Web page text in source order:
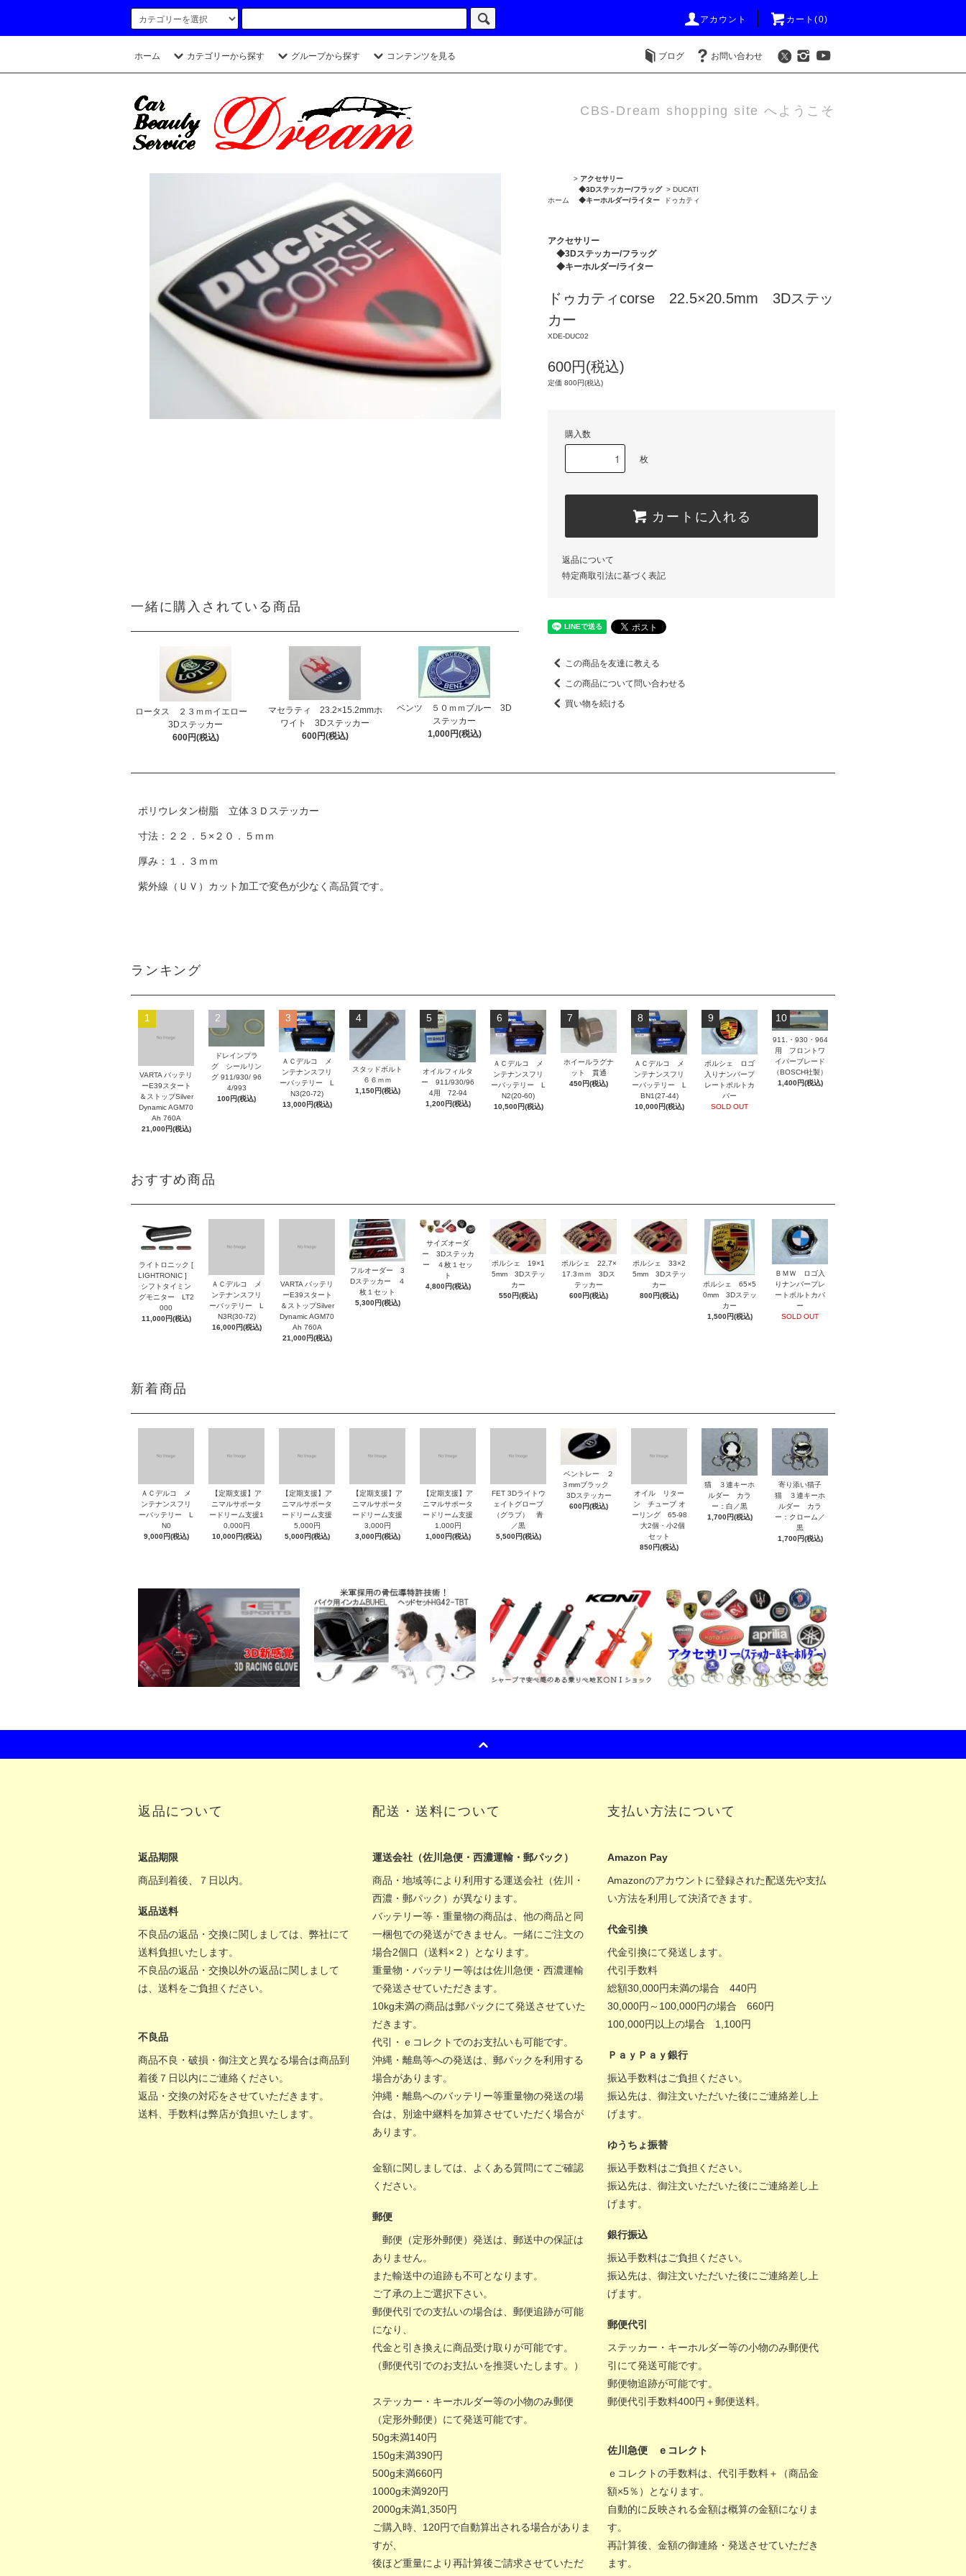
アカウント カート(0)
ホーム カテゴリーから探す グループから探す コンテンツを見る ブログ お問い合わせ
CBS-Dream shopping site へようこそ
一緒に購入されている商品
ロータス ２３ｍｍイエロー
3Dステッカー
600円(税込)
マセラティ 23.2×15.2mmホ
ワイト 3Dステッカー
600円(税込)
ベンツ ５０ｍｍブルー 3D
ステッカー
1,000円(税込)
ホーム
> アクセサリー
◆3Dステッカー/フラッグ
◆キーホルダー/ライター
> DUCATI
ドゥカティ
アクセサリー
◆3Dステッカー/フラッグ
◆キーホルダー/ライター
ドゥカティcorse 22.5×20.5mm 3Dステッ
カー
XDE-DUC02
600円(税込)
定価 800円(税込)
購入数
枚
カートに入れる
返品について
特定商取引法に基づく表記
この商品を友達に教える
この商品について問い合わせる
買い物を続ける
ポリウレタン樹脂 立体３Ｄステッカー
寸法：２２．５×２０．５ｍｍ
厚み：１．３ｍｍ
紫外線（ＵＶ）カット加工で変色が少なく高品質です。
ランキング
1
VARTA バッテリ
ーE39スタート
＆ストップSilver
Dynamic AGM70
Ah 760A
21,000円(税込)
2
ドレインプラ
グ シールリン
グ 911/930/ 96
4/993
100円(税込)
3
ＡＣデルコ メ
ンテナンスフリ
ーバッテリー L
N3(20-72)
13,000円(税込)
4
スタッドボルト
６６ｍｍ
1,150円(税込)
5
オイルフィルタ
ー 911/930/96
4用 72-94
1,200円(税込)
6
ＡＣデルコ メ
ンテナンスフリ
ーバッテリー L
N2(20-60)
10,500円(税込)
7
ホイールラグナ
ット 貫通
450円(税込)
8
ＡＣデルコ メ
ンテナンスフリ
ーバッテリー L
BN1(27-44)
10,000円(税込)
9
ポルシェ ロゴ
入りナンバープ
レートボルトカ
バー
SOLD OUT
10
911.・930・964
用 フロントワ
イパーブレード
（BOSCH社製）
1,400円(税込)
おすすめ商品
ライトロニック [
LIGHTRONIC ]
シフトタイミン
グモニター LT2
000
11,000円(税込)
ＡＣデルコ メ
ンテナンスフリ
ーバッテリー L
N3R(30-72)
16,000円(税込)
VARTA バッテリ
ーE39スタート
＆ストップSilver
Dynamic AGM70
Ah 760A
21,000円(税込)
フルオーダー 3
Dステッカー ４
枚１セット
5,300円(税込)
サイズオーダ
ー 3Dステッカ
ー ４枚１セッ
ト
4,800円(税込)
ポルシェ 19×1
5mm 3Dステッ
カー
550円(税込)
ポルシェ 22.7×
17.3ｍｍ 3Dス
テッカー
600円(税込)
ポルシェ 33×2
5mm 3Dステッ
カー
800円(税込)
ポルシェ 65×5
0mm 3Dステッ
カー
1,500円(税込)
ＢＭＷ ロゴ入
りナンバープレ
ートボルトカバ
ー
SOLD OUT
新着商品
ＡＣデルコ メ
ンテナンスフリ
ーバッテリー L
N0
9,000円(税込)
【定期支援】ア
ニマルサポータ
ードリーム支援1
0,000円
10,000円(税込)
【定期支援】ア
ニマルサポータ
ードリーム支援
5,000円
5,000円(税込)
【定期支援】ア
ニマルサポータ
ードリーム支援
3,000円
3,000円(税込)
【定期支援】ア
ニマルサポータ
ードリーム支援
1,000円
1,000円(税込)
FET 3Dライトウ
ェイトグローブ
（グラブ） 青
／黒
5,500円(税込)
ベントレー ２
３mmブラック
3Dステッカー
600円(税込)
オイル リター
ン チューブ オ
ーリング 65-98
大2個・小2個
セット
850円(税込)
猫 ３連キーホ
ルダー カラ
ー：白／黒
1,700円(税込)
寄り添い猫子
猫 ３連キーホ
ルダー カラ
ー：クローム／
黒
1,700円(税込)
返品について
返品期限
商品到着後、７日以内。
返品送料
不良品の返品・交換に関しましては、弊社にて
送料負担いたします。
不良品の返品・交換以外の返品に関しまして
は、送料をご負担ください。
不良品
商品不良・破損・御注文と異なる場合は商品到
着後７日以内にご連絡ください。
返品・交換の対応をさせていただきます。
送料、手数料は弊店が負担いたします。
配送・送料について
運送会社（佐川急便・西濃運輸・郵パック）
商品・地域等により利用する運送会社（佐川・
西濃・郵パック）が異なります。
バッテリー等・重量物の商品は、他の商品と同
一梱包での発送ができません。一緒にご注文の
場合2個口（送料×２）となります。
重量物・バッテリー等はは佐川急便・西濃運輸
で発送させていただきます。
10kg未満の商品は郵パックにて発送させていた
だきます。
代引・ｅコレクトでのお支払いも可能です。
沖縄・離島等への発送は、郵パックを利用する
場合があります。
沖縄・離島へのバッテリー等重量物の発送の場
合は、別途中継料を加算させていただく場合が
あります。
金額に関しましては、 よくある質問にてご確認
ください。
郵便
郵便（定形外郵便）発送は、郵送中の保証は
ありません。
また輸送中の追跡も不可となります。
ご了承の上ご選択下さい。
郵便代引での支払いの場合は、郵便追跡が可能
になり、
代金と引き換えに商品受け取りが可能です。
（郵便代引でのお支払いを推奨いたします。）
ステッカー・キーホルダー等の小物のみ郵便
（定形外郵便）にて発送可能です。
50g未満140円
150g未満390円
500g未満660円
1000g未満920円
2000g未満1,350円
ご購入時、120円で自動算出される場合がありま
すが、
後ほど重量により再計算後ご請求させていただ
支払い方法について
Amazon Pay
Amazonのアカウントに登録された配送先や支払
い方法を利用して決済できます。
代金引換
代金引換にて発送します。
代引手数料
総額30,000円未満の場合 440円
30,000円～100,000円の場合 660円
100,000円以上の場合 1,100円
ＰａｙＰａｙ銀行
振込手数料はご負担ください。
振込先は、御注文いただいた後にご連絡差し上
げます。
ゆうちょ振替
振込手数料はご負担ください。
振込先は、御注文いただいた後にご連絡差し上
げます。
銀行振込
振込手数料はご負担ください。
振込先は、御注文いただいた後にご連絡差し上
げます。
郵便代引
ステッカー・キーホルダー等の小物のみ郵便代
引にて発送可能です。
郵便物追跡が可能です。
郵便代引手数料400円＋郵便送料。
佐川急便 ｅコレクト
ｅコレクトの手数料は、代引手数料＋（商品金
額×5％）となります。
自動的に反映される金額は概算の金額になりま
す。
再計算後、金額の御連絡・発送させていただき
ます。